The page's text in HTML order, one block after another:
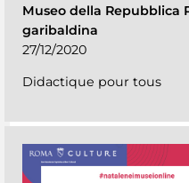
Museo della Repubblica
garibaldina
27/12/2020
Didactique pour tous